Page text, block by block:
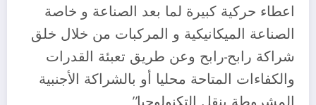
اعطاء حركية كبيرة لما بعد الصناعة و خاصة
الصناعة الميكانيكية و المركبات من خلال خلق
شراكة رابح-رابح وعن طريق تعبئة القدرات
والكفاءات المتاحة محليا أو بالشراكة الأجنبية